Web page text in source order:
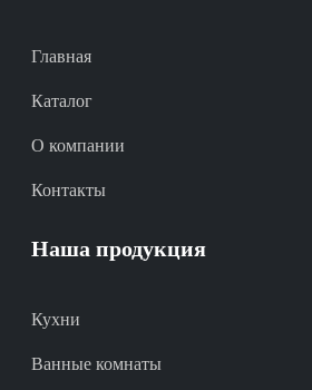
Главная
Каталог
О компании
Контакты
Наша продукция
Кухни
Ванные комнаты